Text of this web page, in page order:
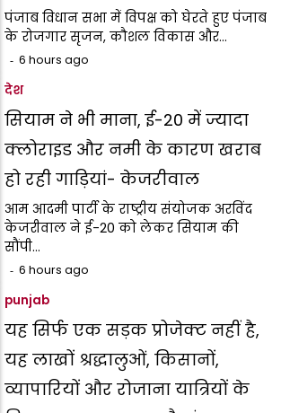
पंजाब विधान सभा में विपक्ष को घेरते हुए पंजाब
के रोजगार सृजन, कौशल विकास और…
6 hours ago
देश
सियाम ने भी माना, ई-20 में ज्यादा
क्लोराइड और नमी के कारण खराब
हो रही गाड़ियां- केजरीवाल
आम आदमी पार्टी के राष्ट्रीय संयोजक अरविंद
केजरीवाल ने ई-20 को लेकर सियाम की
सौंपी…
6 hours ago
punjab
यह सिर्फ एक सड़क प्रोजेक्ट नहीं है,
यह लाखों श्रद्धालुओं, किसानों,
व्यापारियों और रोजाना यात्रियों के